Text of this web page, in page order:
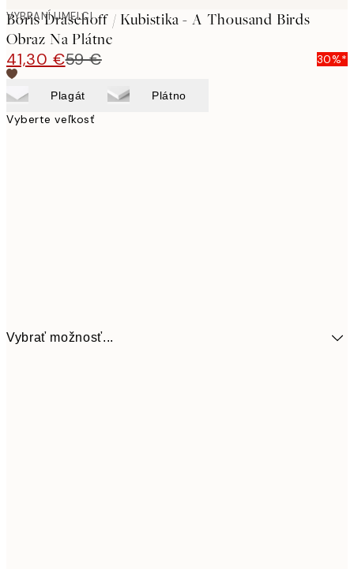
VYBRANÍ UMELCI
Boris Draschoff / Kubistika - A Thousand Birds
Obraz Na Plátne
41,30 €59 € 30%*
Plagát Plátno
Vyberte veľkosť
Vybrať možnosť...